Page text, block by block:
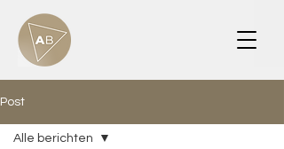
Post
Alle berichten